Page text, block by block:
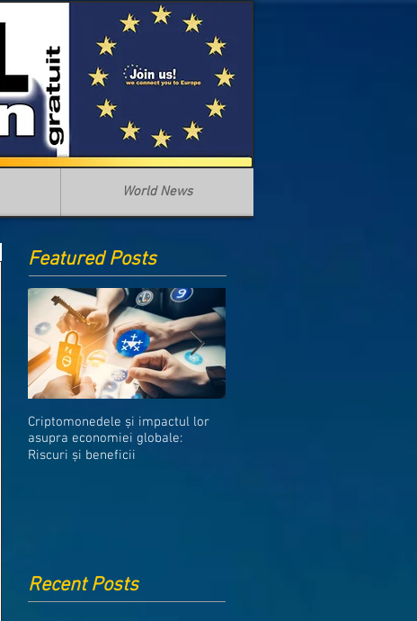
World News
Featured Posts
Criptomonedele și impactul lor
asupra economiei globale:
Riscuri și beneficii
Recent Posts